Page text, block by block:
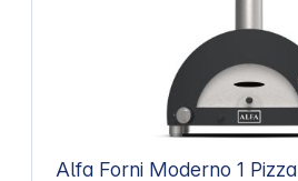
Alfa Forni Moderno 1 Pizza Gas Schiefer